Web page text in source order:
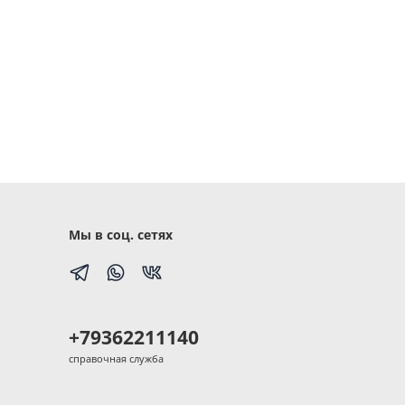
Мы в соц. сетях
+79362211140
справочная служба